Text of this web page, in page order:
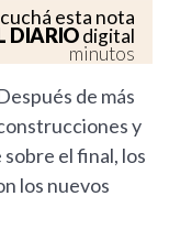
esta nota
DIARIOdigital
minutos
de más
y
el final, los
los nuevos